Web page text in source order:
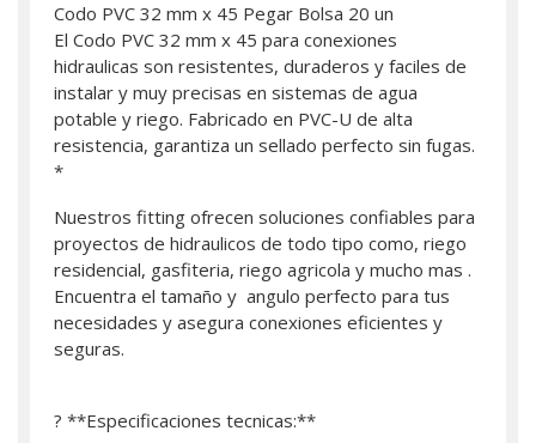
Codo PVC 32 mm x 45 Pegar Bolsa 20 un
El Codo PVC 32 mm x 45 para conexiones
hidraulicas son resistentes, duraderos y faciles de
instalar y muy precisas en sistemas de agua
potable y riego. Fabricado en PVC-U de alta
resistencia, garantiza un sellado perfecto sin fugas.
*
Nuestros fitting ofrecen soluciones confiables para
proyectos de hidraulicos de todo tipo como, riego
residencial, gasfiteria, riego agricola y mucho mas .
Encuentra el tamaño y angulo perfecto para tus
necesidades y asegura conexiones eficientes y
seguras.
? **Especificaciones tecnicas:**